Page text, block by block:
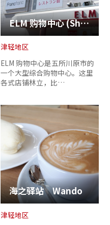
ELM 购物中心 (Shopping Center ELM)
津轻地区
ELM 购物中心是五所川原市的
一个大型综合购物中心。这里
各式店铺林立，比…
海之驿站 Wando
津轻地区